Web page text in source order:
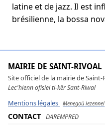
latine et de jazz. Il est
brésilienne, la bossa
MAIRIE DE SAINT-RIVOAL
Site officiel de la mairie de Saint-
Lec'hienn ofisiel ti-kêr Sant-Riwal
Mentions légales Menegoù lezennel
CONTACT DAREMPRED